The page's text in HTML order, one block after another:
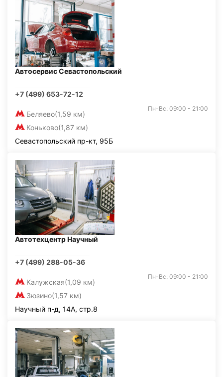
Автосервис Севастопольский
+7 (499) 653-72-12
Беляево(1,59 км)
Коньково(1,87 км)
Пн-Вс: 09:00 - 21:00
Севастопольский пр-кт, 95Б
Автотехцентр Научный
+7 (499) 288-05-36
Калужская(1,09 км)
Зюзино(1,57 км)
Пн-Вс: 09:00 - 21:00
Научный п-д, 14А, стр.8